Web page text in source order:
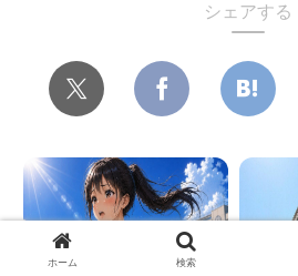
シェアする
ホーム 検索